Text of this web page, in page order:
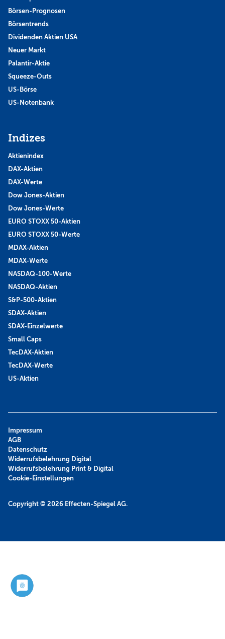
Börsen-Prognosen
Börsentrends
Dividenden Aktien USA
Neuer Markt
Palantir-Aktie
Squeeze-Outs
US-Börse
US-Notenbank
Indizes
Aktienindex
DAX-Aktien
DAX-Werte
Dow Jones-Aktien
Dow Jones-Werte
EURO STOXX 50-Aktien
EURO STOXX 50-Werte
MDAX-Aktien
MDAX-Werte
NASDAQ-100-Werte
NASDAQ-Aktien
S&P-500-Aktien
SDAX-Aktien
SDAX-Einzelwerte
Small Caps
TecDAX-Aktien
TecDAX-Werte
US-Aktien
Copyright © 2026 Effecten-Spiegel AG.
Impressum
AGB
Datenschutz
Widerrufsbelehrung Digital
Widerrufsbelehrung Print & Digital
Cookie-Einstellungen